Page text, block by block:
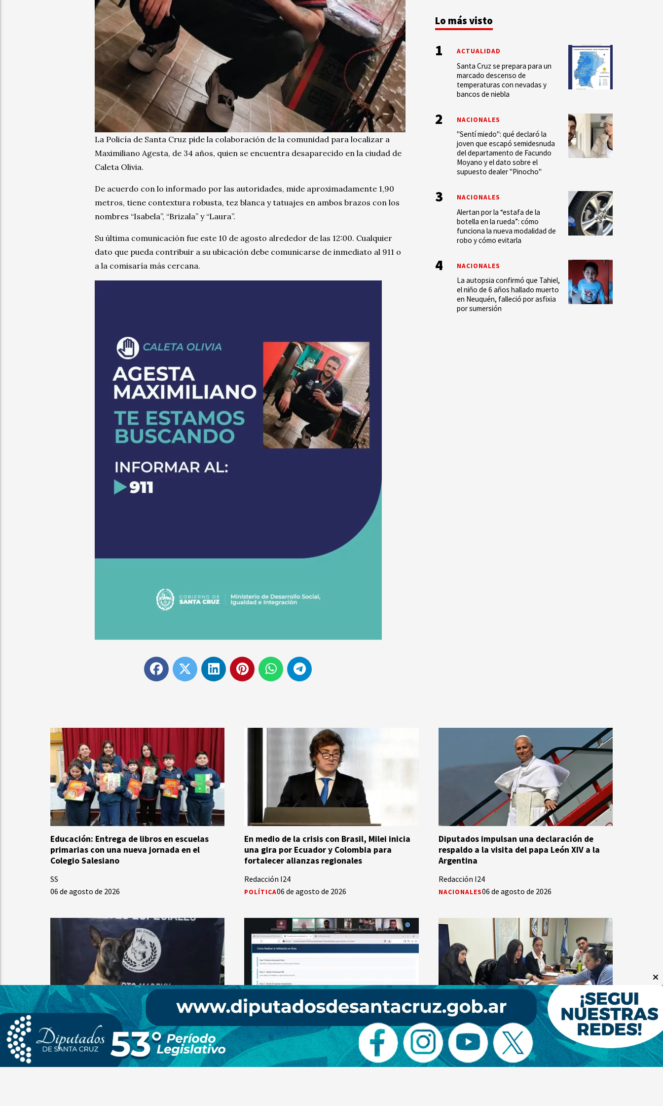
La Policía de Santa Cruz pide la colaboración de la comunidad para localizar a
Maximiliano Agesta, de 34 años, quien se encuentra desaparecido en la ciudad de
Caleta Olivia.
De acuerdo con lo informado por las autoridades, mide aproximadamente 1,90
metros, tiene contextura robusta, tez blanca y tatuajes en ambos brazos con los
nombres “Isabela”, “Brizala” y “Laura”.
Su última comunicación fue este 10 de agosto alrededor de las 12:00. Cualquier
dato que pueda contribuir a su ubicación debe comunicarse de inmediato al 911 o
a la comisaría más cercana.
Educación: Entrega de libros en escuelas
primarias con una nueva jornada en el
Colegio Salesiano
SS
06 de agosto de 2026
En medio de la crisis con Brasil, Milei inicia
una gira por Ecuador y Colombia para
fortalecer alianzas regionales
Redacción I24
POLÍTICA06 de agosto de 2026
Diputados impulsan una declaración de
respaldo a la visita del papa León XIV a la
Argentina
Redacción I24
NACIONALES06 de agosto de 2026
Desbaratan una organización dedicada al
tráfico de drogas sintéticas entre Chubut y
Buenos Aires
I24
Presentaron el nuevo Sistema de Guía de
Tránsito Electrónica
SS
06 de agosto de 2026
El Municipio de Rio Gallegos y Vialidad
Nacional logran consenso para avanzan en
un plan de trabajo conjunto
SS
Lo más visto
Santa Cruz se prepara para un
marcado descenso de
temperaturas con nevadas y
bancos de niebla
ACTUALIDAD
"Sentí miedo": qué declaró la
joven que escapó semidesnuda
del departamento de Facundo
Moyano y el dato sobre el
supuesto dealer "Pinocho"
NACIONALES
Alertan por la “estafa de la
botella en la rueda”: cómo
funciona la nueva modalidad de
robo y cómo evitarla
NACIONALES
La autopsia confirmó que Tahiel,
el niño de 6 años hallado muerto
en Neuquén, falleció por asfixia
por sumersión
NACIONALES